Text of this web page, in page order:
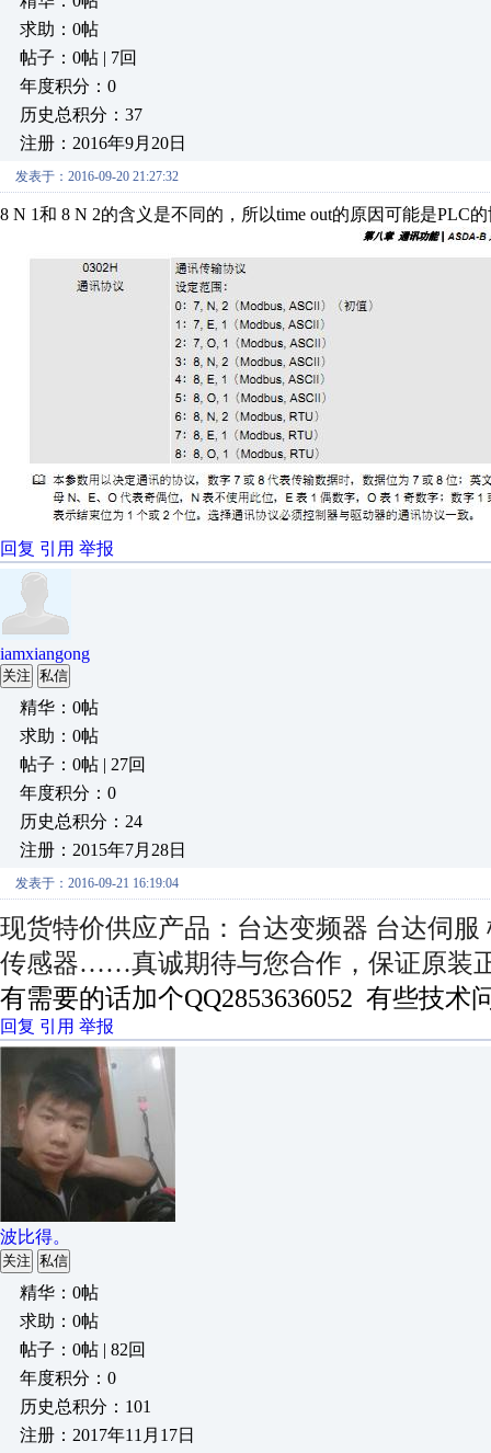
求助：0帖
帖子：0帖 | 7回
年度积分：0
历史总积分：37
注册：2016年9月20日
发表于：2016-09-20 21:27:32
8 N 1和 8 N 2的含义是不同的，所以time out的原因可能是PLC
回复 引用 举报
iamxiangong
关注 私信
精华：0帖
求助：0帖
帖子：0帖 | 27回
年度积分：0
历史总积分：24
注册：2015年7月28日
发表于：2016-09-21 16:19:04
现货特价供应产品：台达变频器 台达伺
传感器……真诚期待与您合作，保证原装
有需要的话加个QQ2853636052 有些技术
回复 引用 举报
波比得。
关注 私信
精华：0帖
求助：0帖
帖子：0帖 | 82回
年度积分：0
历史总积分：101
注册：2017年11月17日